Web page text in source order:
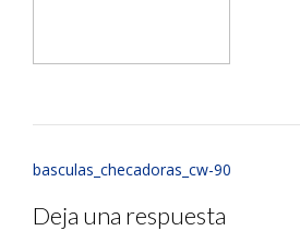
basculas_checadoras_cw-90
Deja una respuesta